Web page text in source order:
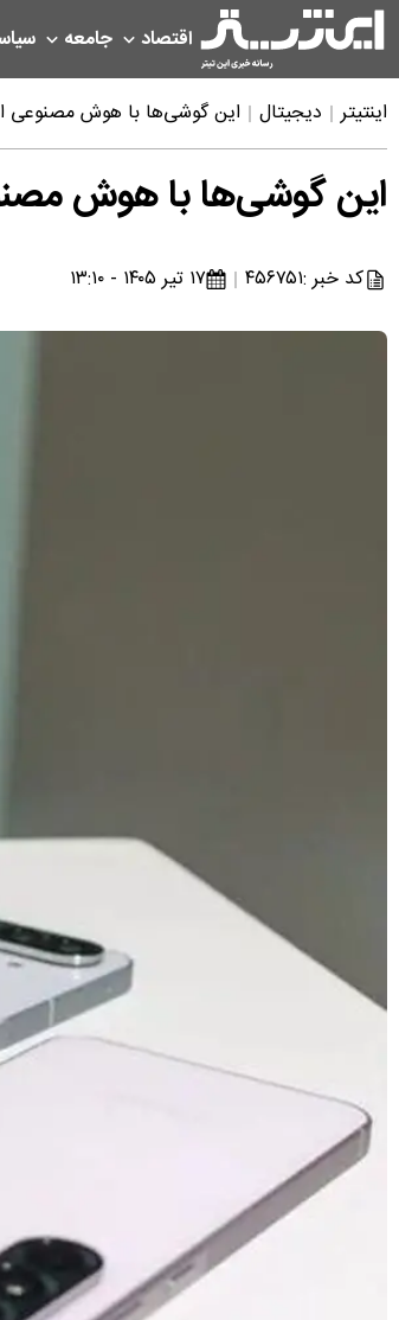
اقتصاد جامعه
اینتیتر دیجیتال این گوشی‌ها با هوش مصنوعی
این گوشی‌ها با هوش
کد خبر :۴۵۶۷۵۱ ۱۷ تیر ۱۴۰۵ - ۱۳:۱۰